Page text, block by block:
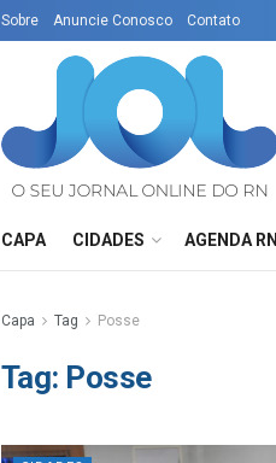
Sobre Anuncie Conosco Contato
CAPA CIDADES AGENDA RN
Capa Tag Posse
Tag: Posse